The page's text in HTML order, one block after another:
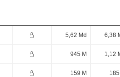
5,62 Md 6,38
945 M 1,12
159 M 185